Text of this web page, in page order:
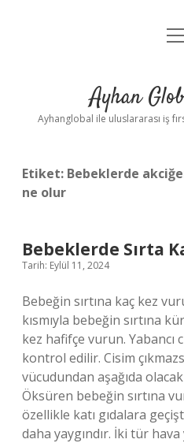
Yasal
Ayhan
Ayhanglobal ile uluslararası iş
Etiket: Bebeklerde
ne olur
Bebeklerde Sırta
Tarih: Eylül 11, 2024
Bebeğin sırtına kaç kez
kısmıyla bebeğin sırtına
kez hafifçe vurun. Yabancı
kontrol edilir. Cisim
vücudundan aşağıda
Öksüren bebeğin sırtına
özellikle katı gıdalara
daha yaygındır. İki tür hava